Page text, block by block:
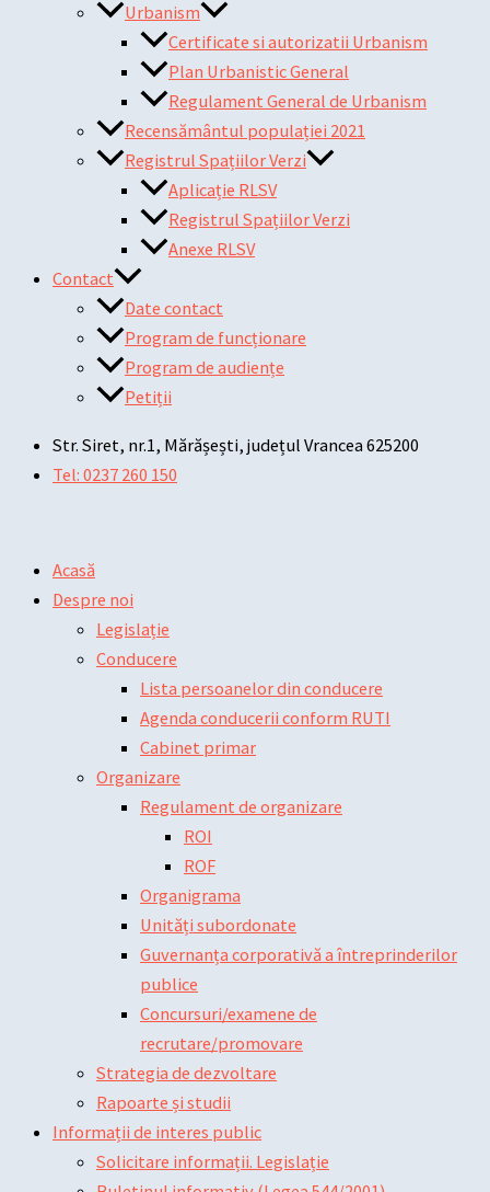
Urbanism
Certificate si autorizatii Urbanism
Plan Urbanistic General
Regulament General de Urbanism
Recensământul populației 2021
Registrul Spațiilor Verzi
Aplicație RLSV
Registrul Spațiilor Verzi
Anexe RLSV
Contact
Date contact
Program de funcționare
Program de audiențe
Petiții
Str. Siret, nr.1, Mărășești, județul Vrancea 625200
Tel: 0237 260 150
Acasă
Despre noi
Legislație
Conducere
Lista persoanelor din conducere
Agenda conducerii conform RUTI
Cabinet primar
Organizare
Regulament de organizare
ROI
ROF
Organigrama
Unități subordonate
Guvernanța corporativă a întreprinderilor
publice
Concursuri/examene de
recrutare/promovare
Strategia de dezvoltare
Rapoarte și studii
Informații de interes public
Solicitare informații. Legislație